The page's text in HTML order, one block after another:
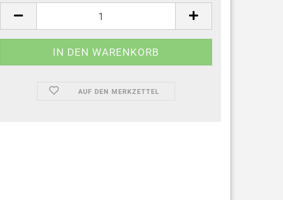
AUF DEN MERKZETTEL